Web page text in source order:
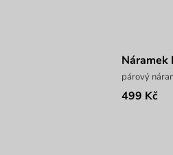
Náramek
párový
499 Kč